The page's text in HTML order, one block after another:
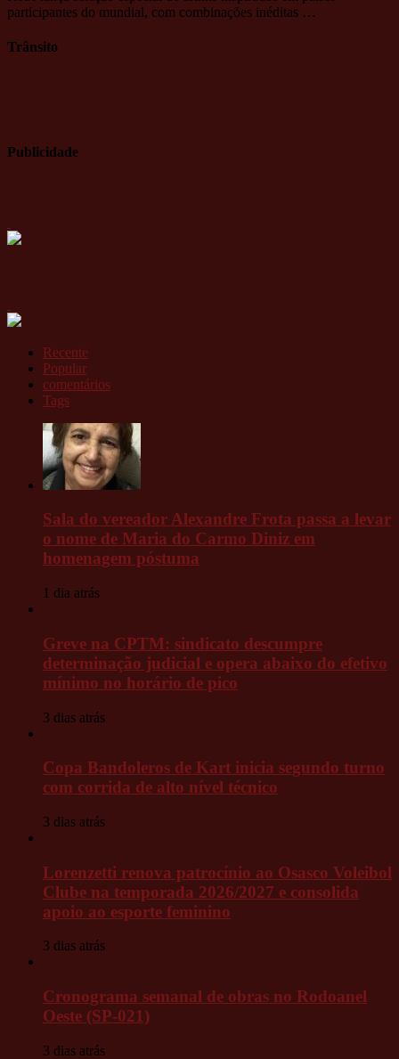
participantes do mundial, com combinações inéditas …
Trânsito
Publicidade
Recente
Popular
comentários
Tags
Sala do vereador Alexandre Frota passa a levar
o nome de Maria do Carmo Diniz em
homenagem póstuma
1 dia atrás
Greve na CPTM: sindicato descumpre
determinação judicial e opera abaixo do efetivo
mínimo no horário de pico
3 dias atrás
Copa Bandoleros de Kart inicia segundo turno
com corrida de alto nível técnico
3 dias atrás
Lorenzetti renova patrocínio ao Osasco Voleibol
Clube na temporada 2026/2027 e consolida
apoio ao esporte feminino
3 dias atrás
Cronograma semanal de obras no Rodoanel
Oeste (SP-021)
3 dias atrás